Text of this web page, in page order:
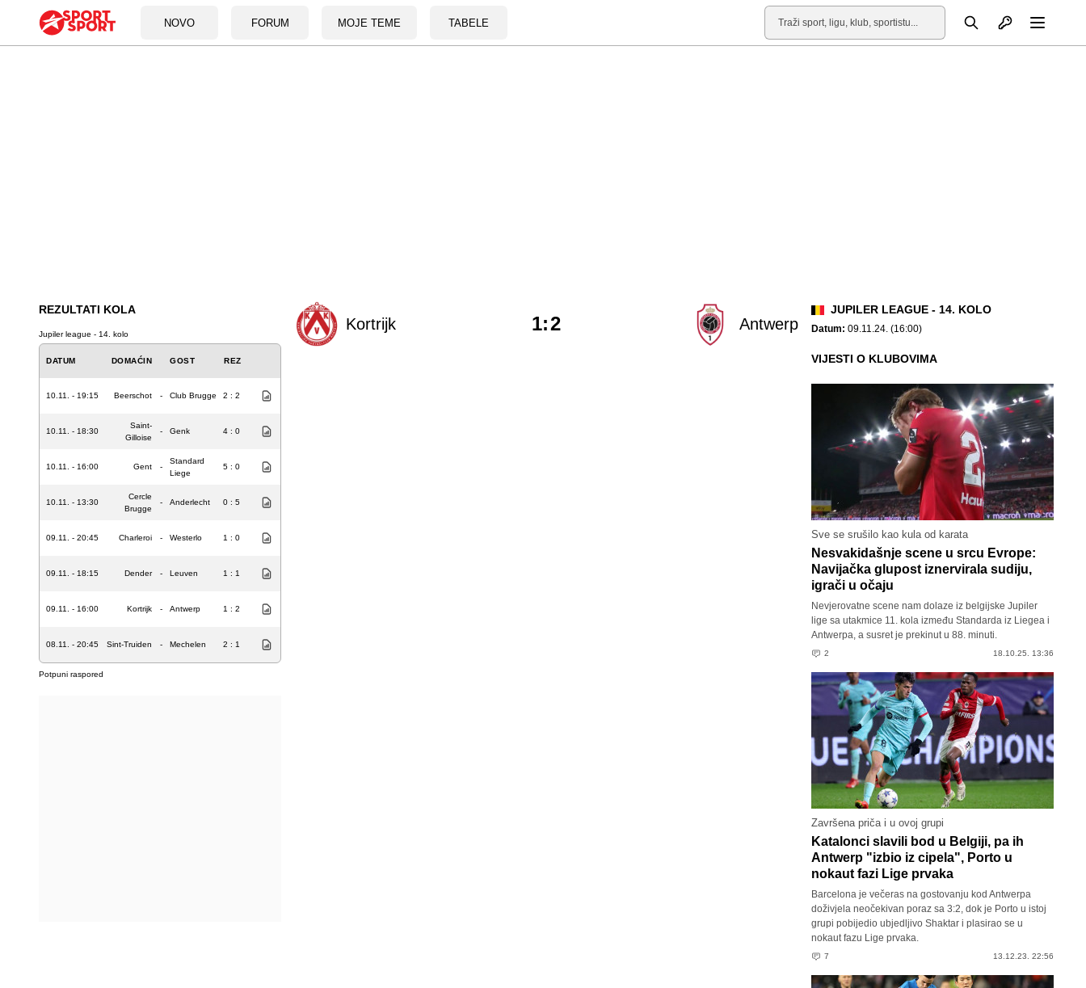
NOVO FORUM MOJE TEME TABELE
Pretraga Otvori profil
REZULTATI KOLA
Jupiler league - 14. kolo
DATUM DOMAĆIN GOST REZ
10.11. - 19:15 Beerschot - Club Brugge 2 : 2
10.11. - 18:30
Saint-
Gilloise
- Genk 4 : 0
10.11. - 16:00 Gent -
Standard
Liege
5 : 0
10.11. - 13:30
Cercle
Brugge
- Anderlecht 0 : 5
09.11. - 20:45 Charleroi - Westerlo 1 : 0
09.11. - 18:15 Dender - Leuven 1 : 1
09.11. - 16:00 Kortrijk - Antwerp 1 : 2
08.11. - 20:45 Sint-Truiden - Mechelen 2 : 1
Potpuni raspored
Kortrijk Antwerp
1:2
JUPILER LEAGUE - 14. KOLO
Datum: 09.11.24. (16:00)
VIJESTI O KLUBOVIMA
Sve se srušilo kao kula od karata
Nesvakidašnje scene u srcu Evrope:
Navijačka glupost iznervirala sudiju,
igrači u očaju
Nevjerovatne scene nam dolaze iz belgijske Jupiler
lige sa utakmice 11. kola između Standarda iz Liegea i
Antwerpa, a susret je prekinut u 88. minuti.
2 18.10.25. 13:36
Završena priča i u ovoj grupi
Katalonci slavili bod u Belgiji, pa ih
Antwerp "izbio iz cipela", Porto u
nokaut fazi Lige prvaka
Barcelona je večeras na gostovanju kod Antwerpa
doživjela neočekivan poraz sa 3:2, dok je Porto u istoj
grupi pobijedio ubjedljivo Shaktar i plasirao se u
nokaut fazu Lige prvaka.
7 13.12.23. 22:56